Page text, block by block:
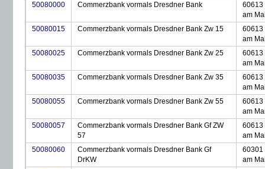
50080000
Commerzbank vormals Dresdner Bank
60613
am
50080015
Commerzbank vormals Dresdner Bank Zw 15
60613
am
50080025
Commerzbank vormals Dresdner Bank Zw 25
60613
am
50080035
Commerzbank vormals Dresdner Bank Zw 35
60613
am
50080055
Commerzbank vormals Dresdner Bank Zw 55
60613
am
50080057
Commerzbank vormals Dresdner Bank Gf ZW
57
60613
am
50080060
Commerzbank vormals Dresdner Bank Gf
DrKW
60301
am